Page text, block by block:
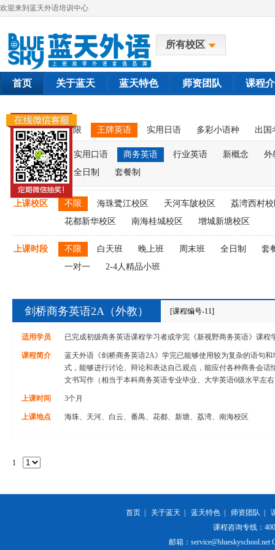
欢迎来到蓝天外语培训中心
所有校区
首页 关于蓝天 蓝天特色 师资团队 课程
课程类别 不限 王牌英语 实用日语 多彩小语种 出国
实用口语 商务英语 行业英语 新概念
外
全日制
套餐制
上课校区 不限 海珠鹭江校区 天河车陂校区
荔湾西村
花都新华校区
南海桂城校区 增城新塘校区
上课时段 不限 白天班 晚上班 周末班 全日制
套
一对一
2-4人精品小班
剑桥商务英语2A（外教） [课程编号-11]
适用学员 已完成初级商务英语课程学习者或学完《新视野商务英语》课程
课程简介
蓝天外语《剑桥商务英语2A》学完已能够使用较为复杂的语句和
式，能够进行讨论、辩论和表达自己观点，能应付各种商务会话
文书写作（相当于本科商务英语专业毕业、大学英语6级水平左
上课时间 3个月
上课地点 海珠、天河、白云、番禺、花都、新塘、荔湾、南海校区
1
首页 关于蓝天 蓝天特色 师资团队
课程咨询专线：
邮箱：service@blueskyschool.net